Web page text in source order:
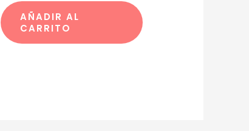
AÑADIR AL
CARRITO